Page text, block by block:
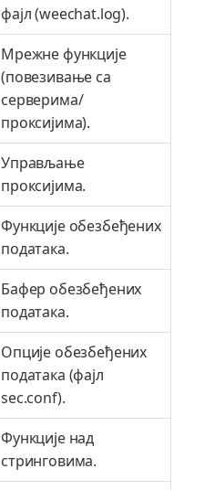
фајл (weechat.log).
Мрежне функције
(повезивање са
серверима/
проксијима).
Управљање
проксијима.
Функције обезбеђених
података.
Бафер обезбеђених
података.
Опције обезбеђених
података (фајл
sec.conf).
Функције над
стринговима.